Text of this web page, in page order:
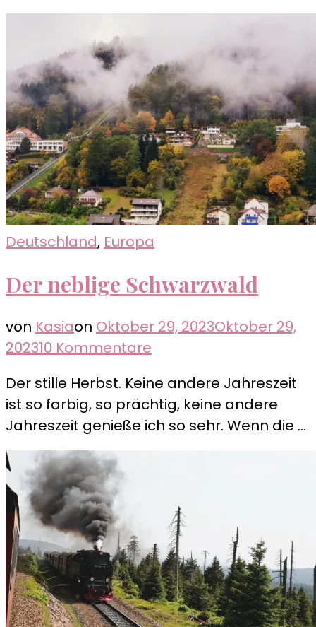
Deutschland, Europa
Der neblige Schwarzwald
von Kasiaon Oktober 29, 2023Oktober 29,
202310 Kommentare
neblige
Schwarzwald
Der stille Herbst. Keine andere Jahreszeit
ist so farbig, so prächtig, keine andere
Jahreszeit genieße ich so sehr. Wenn die …